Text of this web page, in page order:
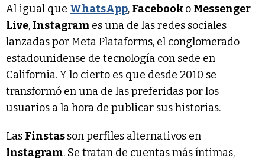
Al igual que WhatsApp, Facebooko Messenger
Live, Instagram es una de las redes sociales
lanzadas por Meta Plataforms, el conglomerado
estadounidense de tecnología con sede en
California. Y lo cierto es que desde 2010 se
transformó en una de las preferidas por los
usuarios a la hora de publicar sus historias.
Las Finstasson perfiles alternativos en
Instagram. Se tratan de cuentas más íntimas,